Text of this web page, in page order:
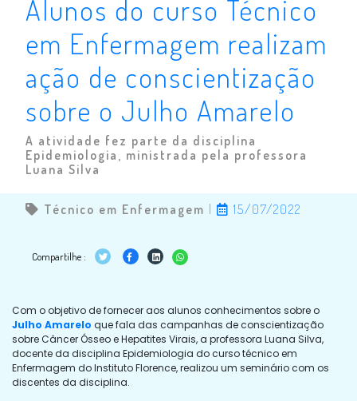
Alunos do curso Técnico
em Enfermagem realizam
ação de conscientização
sobre o Julho Amarelo
A atividade fez parte da disciplina
Epidemiologia, ministrada pela professora
Luana Silva
Técnico em Enfermagem | 15/07/2022
Compartilhe :
Com o objetivo de fornecer aos alunos conhecimentos sobre o
Julho Amarelo que fala das campanhas de conscientização
sobre Câncer Ósseo e Hepatites Virais, a professora Luana Silva,
docente da disciplina Epidemiologia do curso técnico em
Enfermagem do Instituto Florence, realizou um seminário com os
discentes da disciplina.